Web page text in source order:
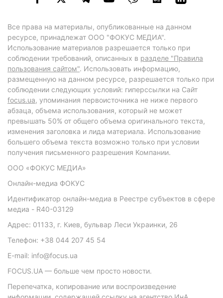
Все права на материалы, опубликованные на данном
ресурсе, принадлежат ООО "ФОКУС МЕДИА".
Использование материалов разрешается только при
соблюдении требований, описанных в разделе "Правила
пользования сайтом". Использовать информацию,
размещенную на данном ресурсе, разрешается только при
соблюдении следующих условий: гиперссылки на Сайт
focus.ua, упоминания первоисточника не ниже первого
абзаца, объема использования, который не может
превышать 50% от общего объема оригинального текста,
изменения заголовка и лида материала. Использование
большего объема текста возможно только при условии
получения письменного разрешения Компании.
ООО «ФОКУС МЕДИА»
Онлайн-медиа ФОКУС
Идентификатор онлайн-медиа в Реестре субъектов в сфере
медиа - R40-03129
Адрес: 01133, г. Киев, бульвар Леси Украинки, 26
Телефон: +38 044 207 45 54
E-mail: info@focus.ua
FOCUS.UA — больше чем просто новости.
Перепечатка, копирование или воспроизведение